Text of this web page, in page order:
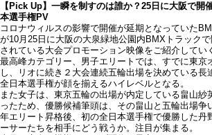
【Pick Up】一瞬を制すのは誰か？25日に大阪で開
本選手権PV
コロナウィルスの影響で開催が延期となっていた
が10月25日に大阪の大泉緑地公園内BMXトラック
されている大会プロモーション映像をご紹介してい
最高峰カテゴリー、男子エリートでは、すでに東京
し、リオに続き２大会連続五輪出場を決めている長
全日本選手権が顔を揃えるハイレベルとなる。
また女子は、東京五輪の出場が内定している畠山紗
ったため、優勝候補筆頭は、その畠山と五輪出場争
年エリート昇格後、初の全日本選手権で優勝した丹
ーサーたちを相手にどう戦うか。注目が集まる。